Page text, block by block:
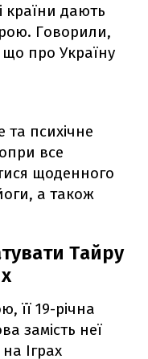
країни дають
Говорили,
що про Україну
та психічне
все
щоденного
а також
Тайру
її 19-річна
замість неї
Іграх